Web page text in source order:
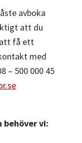
avboka
att du
få ett
med
– 500 000 45
behöver vi: